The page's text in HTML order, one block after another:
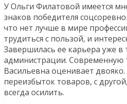
У Ольги Филатовой имеется
знаков победителя
что нет лучше в мире
трудиться с пользой, и
Завершилась ее карьера уже в
администрации. Современную
Васильевна оценивает
переизбыток товаров, с
всегда осилить.